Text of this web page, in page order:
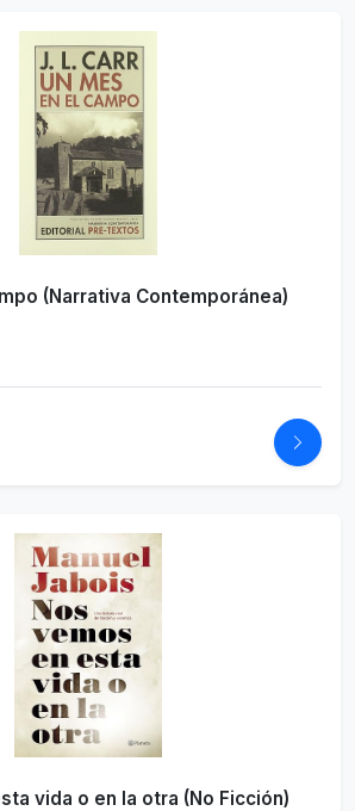
(Narrativa Contemporánea)
vida o en la otra (No Ficción)